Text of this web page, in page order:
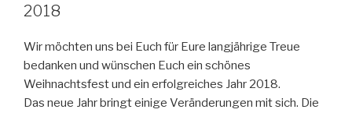
2018
Wir möchten uns bei Euch für Eure langjährige Treue
bedanken und wünschen Euch ein schönes
Weihnachtsfest und ein erfolgreiches Jahr 2018.
Das neue Jahr bringt einige Veränderungen mit sich. Die